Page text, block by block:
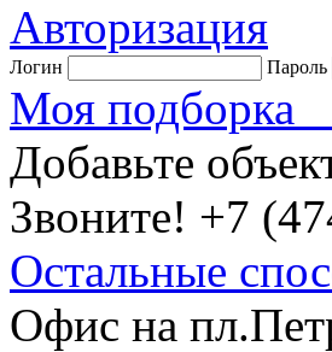
Авторизация
Логин Пароль
Моя подборка
Добавьте
Звоните! +7
Остальные
Офис на